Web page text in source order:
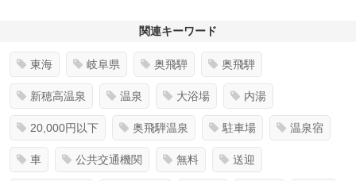
関連キーワード
東海 岐阜県 奥飛騨 奥飛騨
新穂高温泉 温泉 大浴場 内湯
20,000円以下 奥飛騨温泉 駐車場 温泉宿
車 公共交通機関 無料 送迎